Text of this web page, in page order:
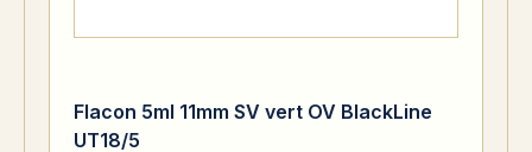
Flacon 5ml 11mm SV vert OV BlackLine
UT18/5